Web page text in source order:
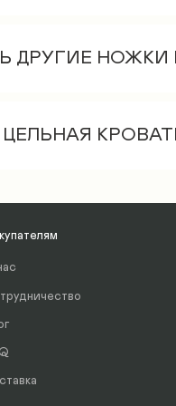
ДРУГИЕ НОЖКИ